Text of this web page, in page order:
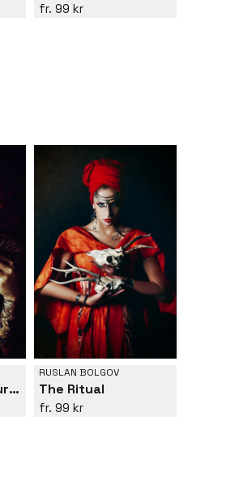
99 kr
No one could return to Eden
RUSLAN BOLGOV
The Ritual
99 kr